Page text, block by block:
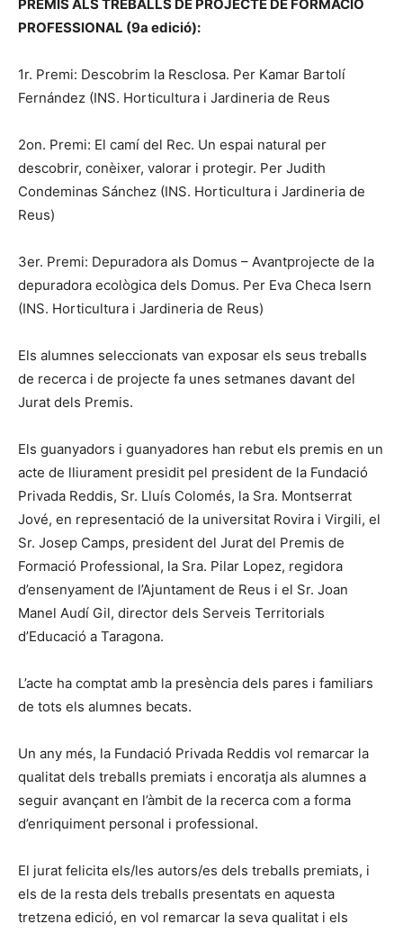
PREMIS ALS TREBALLS DE PROJECTE DE FORMACIÓ
PROFESSIONAL (9a edició):
1r. Premi: Descobrim la Resclosa. Per Kamar Bartolí
Fernández (INS. Horticultura i Jardineria de Reus
2on. Premi: El camí del Rec. Un espai natural per
descobrir, conèixer, valorar i protegir. Per Judith
Condeminas Sánchez (INS. Horticultura i Jardineria de
Reus)
3er. Premi: Depuradora als Domus – Avantprojecte de la
depuradora ecològica dels Domus. Per Eva Checa Isern
(INS. Horticultura i Jardineria de Reus)
Els alumnes seleccionats van exposar els seus treballs
de recerca i de projecte fa unes setmanes davant del
Jurat dels Premis.
Els guanyadors i guanyadores han rebut els premis en un
acte de lliurament presidit pel president de la Fundació
Privada Reddis, Sr. Lluís Colomés, la Sra. Montserrat
Jové, en representació de la universitat Rovira i Virgili, el
Sr. Josep Camps, president del Jurat del Premis de
Formació Professional, la Sra. Pilar Lopez, regidora
d’ensenyament de l’Ajuntament de Reus i el Sr. Joan
Manel Audí Gil, director dels Serveis Territorials
d’Educació a Taragona.
L’acte ha comptat amb la presència dels pares i familiars
de tots els alumnes becats.
Un any més, la Fundació Privada Reddis vol remarcar la
qualitat dels treballs premiats i encoratja als alumnes a
seguir avançant en l’àmbit de la recerca com a forma
d’enriquiment personal i professional.
El jurat felicita els/les autors/es dels treballs premiats, i
els de la resta dels treballs presentats en aquesta
tretzena edició, en vol remarcar la seva qualitat i els